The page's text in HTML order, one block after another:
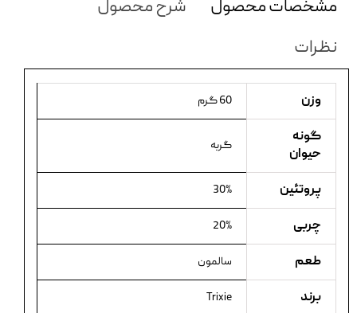
مشخصات محصول
شرح محصول
نظرات
وزن 60 گرم
گونه
حیوان
گربه
پروتئین 30%
چربی 20%
طعم سالمون
برند Trixie